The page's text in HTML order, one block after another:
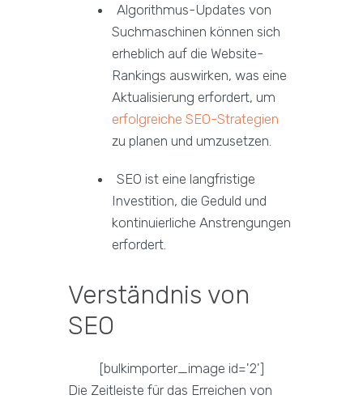
Algorithmus-Updates von
Suchmaschinen können sich
erheblich auf die Website-
Rankings auswirken, was eine
Aktualisierung erfordert, um
erfolgreiche SEO-Strategien
zu planen und umzusetzen.
SEO ist eine langfristige
Investition, die Geduld und
kontinuierliche Anstrengungen
erfordert.
Verständnis von
SEO
[bulkimporter_image id='2']
Die Zeitleiste für das Erreichen von